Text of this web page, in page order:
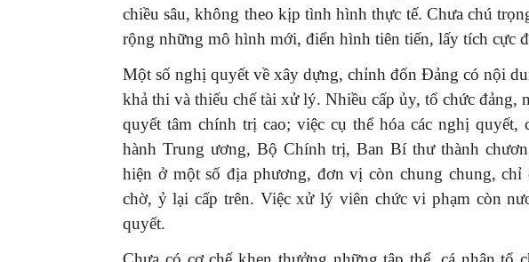
chiều sâu, không theo kịp tình hình thực tế. Chưa chú
rộng những mô hình mới, điển hình tiên tiến, lấy tích cực
Một số nghị quyết về xây dựng, chỉnh đốn Đảng có nội
khả thi và thiếu chế tài xử lý. Nhiều cấp ủy, tổ chức đảng,
quyết tâm chính trị cao; việc cụ thể hóa các nghị quyết,
hành Trung ương, Bộ Chính trị, Ban Bí thư thành
hiện ở một số địa phương, đơn vị còn chung chung, chỉ
chờ, ỷ lại cấp trên. Việc xử lý viên chức vi phạm còn
quyết.